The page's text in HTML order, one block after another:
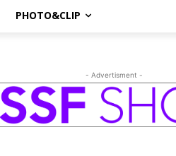
PHOTO&CLIP
- Advertisment -